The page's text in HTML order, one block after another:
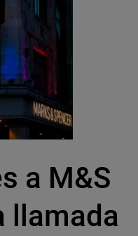
a M&S
llamada